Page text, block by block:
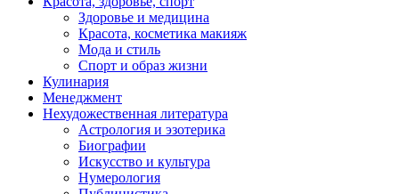
Здоровье и медицина
Красота, косметика макияж
Мода и стиль
Спорт и образ жизни
Кулинария
Менеджмент
Нехудожественная литература
Астрология и эзотерика
Биографии
Искусство и культура
Нумерология